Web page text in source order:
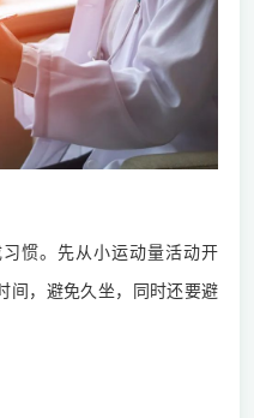
惯。先从小运动量活动开
间，避免久坐，同时还要避